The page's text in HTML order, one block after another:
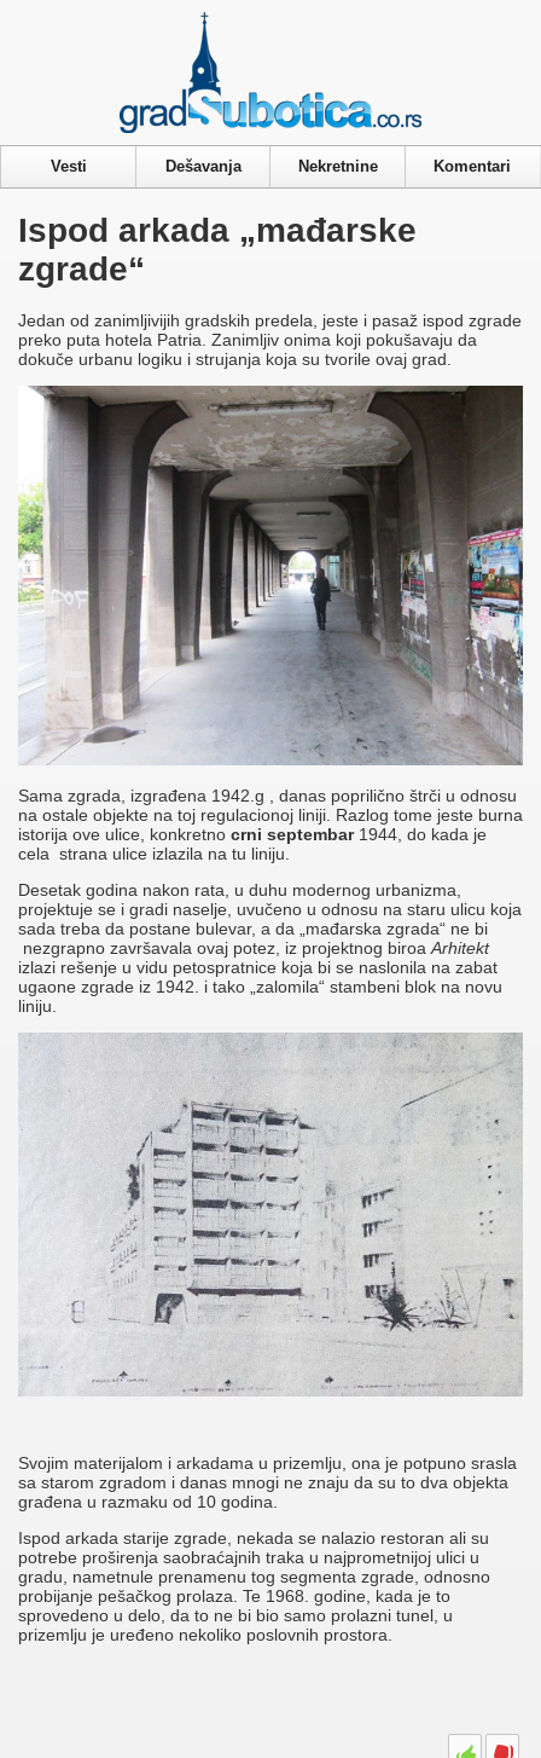
Vesti Dešavanja Nekretnine Komentari
Ispod arkada „mađarske
zgrade“
Jedan od zanimljivijih gradskih predela, jeste i pasaž ispod zgrade
preko puta hotela Patria. Zanimljiv onima koji pokušavaju da
dokuče urbanu logiku i strujanja koja su tvorile ovaj grad.
Sama zgrada, izgrađena 1942.g , danas poprilično štrči u odnosu
na ostale objekte na toj regulacionoj liniji. Razlog tome jeste burna
istorija ove ulice, konkretno crni septembar1944, do kada je
cela strana ulice izlazila na tu liniju.
Desetak godina nakon rata, u duhu modernog urbanizma,
projektuje se i gradi naselje, uvučeno u odnosu na staru ulicu koja
sada treba da postane bulevar, a da „mađarska zgrada“ ne bi
nezgrapno završavala ovaj potez, iz projektnog biroa Arhitekt
izlazi rešenje u vidu petospratnice koja bi se naslonila na zabat
ugaone zgrade iz 1942. i tako „zalomila“ stambeni blok na novu
liniju.
Svojim materijalom i arkadama u prizemlju, ona je potpuno srasla
sa starom zgradom i danas mnogi ne znaju da su to dva objekta
građena u razmaku od 10 godina.
Ispod arkada starije zgrade, nekada se nalazio restoran ali su
potrebe proširenja saobraćajnih traka u najprometnijoj ulici u
gradu, nametnule prenamenu tog segmenta zgrade, odnosno
probijanje pešačkog prolaza. Te 1968. godine, kada je to
sprovedeno u delo, da to ne bi bio samo prolazni tunel, u
prizemlju je uređeno nekoliko poslovnih prostora.
Privacy & Cookies Policy